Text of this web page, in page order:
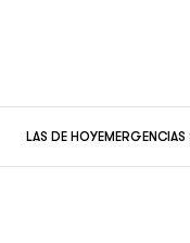
LAS DE HOYEMERGENCIAS